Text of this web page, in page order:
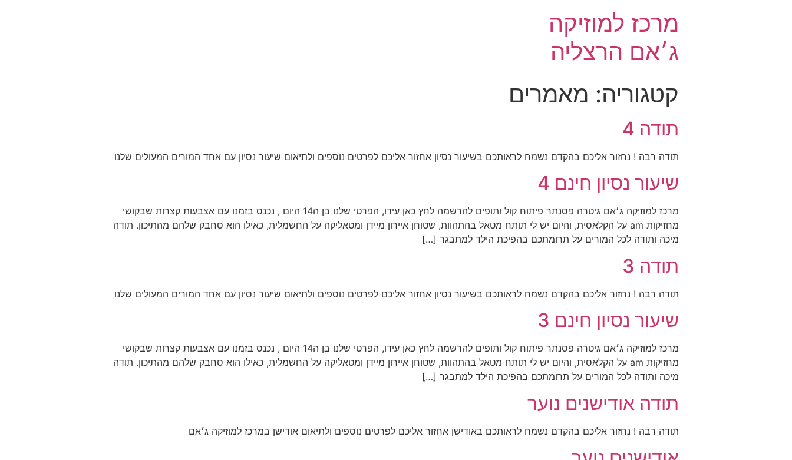
מרכז למוזיקה
ג׳אם הרצליה
קטגוריה: מאמרים
תודה 4
תודה רבה ! נחזור אליכם בהקדם נשמח לראותכם בשיעור נסיון אחזור אליכם לפרטים נוספים ולתיאום שיעור נסיון עם אחד המורים המעולים שלנו
שיעור נסיון חינם 4
מרכז למוזיקה ג׳אם גיטרה פסנתר פיתוח קול ותופים להרשמה לחץ כאן עידו, הפרטי שלנו בן ה14 היום , נכנס בזמנו עם אצבעות קצרות שבקושי
מחזיקות am על הקלאסית, והיום יש לי תותח מטאל בהתהוות, שטוחן איירון מיידן ומטאליקה על החשמלית, כאילו הוא סחבק שלהם מהתיכון. תודה
מיכה ותודה לכל המורים על תרומתכם בהפיכת הילד למתבגר […]
תודה 3
תודה רבה ! נחזור אליכם בהקדם נשמח לראותכם בשיעור נסיון אחזור אליכם לפרטים נוספים ולתיאום שיעור נסיון עם אחד המורים המעולים שלנו
שיעור נסיון חינם 3
מרכז למוזיקה ג׳אם גיטרה פסנתר פיתוח קול ותופים להרשמה לחץ כאן עידו, הפרטי שלנו בן ה14 היום , נכנס בזמנו עם אצבעות קצרות שבקושי
מחזיקות am על הקלאסית, והיום יש לי תותח מטאל בהתהוות, שטוחן איירון מיידן ומטאליקה על החשמלית, כאילו הוא סחבק שלהם מהתיכון. תודה
מיכה ותודה לכל המורים על תרומתכם בהפיכת הילד למתבגר […]
תודה אודישנים נוער
תודה רבה ! נחזור אליכם בהקדם נשמח לראותכם באודישן אחזור אליכם לפרטים נוספים ולתיאום אודישן במרכז למוזיקה ג׳אם